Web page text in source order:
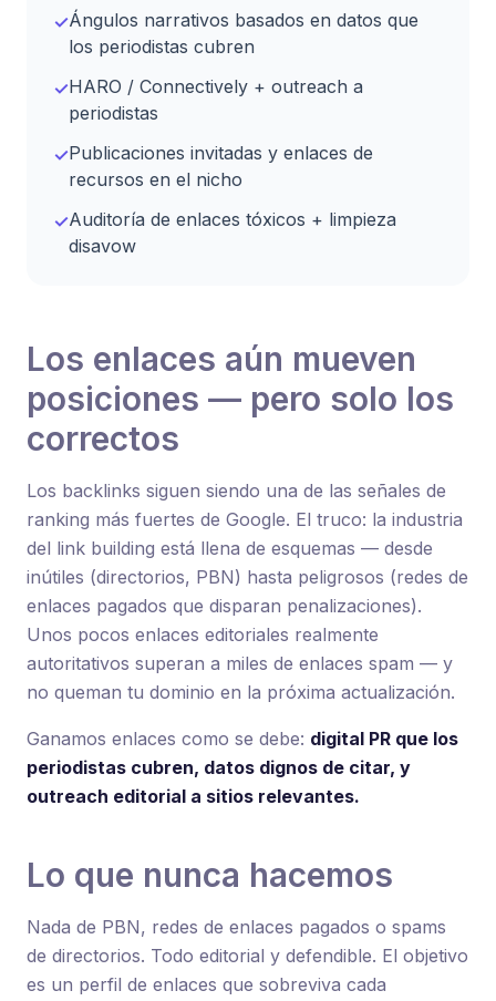
✓Ángulos narrativos basados en datos que
los periodistas cubren
✓HARO / Connectively + outreach a
periodistas
✓Publicaciones invitadas y enlaces de
recursos en el nicho
✓Auditoría de enlaces tóxicos + limpieza
disavow
Los enlaces aún mueven
posiciones — pero solo los
correctos
Los backlinks siguen siendo una de las señales de
ranking más fuertes de Google. El truco: la industria
del link building está llena de esquemas — desde
inútiles (directorios, PBN) hasta peligrosos (redes de
enlaces pagados que disparan penalizaciones).
Unos pocos enlaces editoriales realmente
autoritativos superan a miles de enlaces spam — y
no queman tu dominio en la próxima actualización.
Ganamos enlaces como se debe: digital PR que los
periodistas cubren, datos dignos de citar, y
outreach editorial a sitios relevantes.
Lo que nunca hacemos
Nada de PBN, redes de enlaces pagados o spams
de directorios. Todo editorial y defendible. El objetivo
es un perfil de enlaces que sobreviva cada